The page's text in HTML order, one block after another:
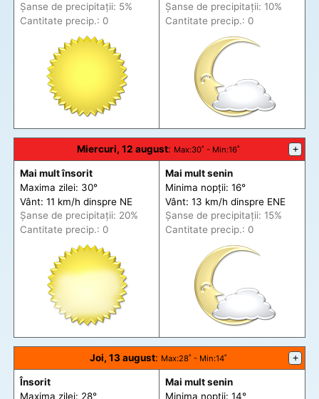
Șanse de precipitații: 5%
Cantitate precip.: 0
Șanse de precipitații: 10%
Cantitate precip.: 0
Miercuri, 12 august: Max:30˚ - Min:16˚ +
Mai mult însorit
Maxima zilei: 30°
Vânt: 11 km/h dinspre NE
Șanse de precipitații: 20%
Cantitate precip.: 0
Mai mult senin
Minima nopții: 16°
Vânt: 13 km/h dinspre ENE
Șanse de precipitații: 15%
Cantitate precip.: 0
Joi, 13 august: Max:28˚ - Min:14˚ +
Însorit
Maxima zilei: 28°
Mai mult senin
Minima nopții: 14°